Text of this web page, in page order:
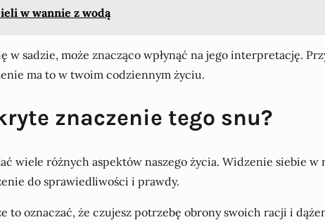
w wannie z wodą
sadzie, może znacząco wpłynąć na jego interpretację.
ma to w twoim codziennym życiu.
znaczenie tego snu?
wiele różnych aspektów naszego życia. Widzenie siebie
do sprawiedliwości i prawdy.
to oznaczać, że czujesz potrzebę obrony swoich racji i